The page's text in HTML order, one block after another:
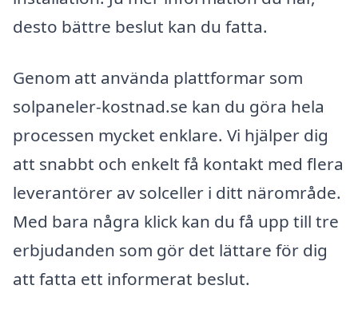
desto bättre beslut kan du fatta.
Genom att använda plattformar som
solpaneler-kostnad.se kan du göra hela
processen mycket enklare. Vi hjälper dig
att snabbt och enkelt få kontakt med flera
leverantörer av solceller i ditt närområde.
Med bara några klick kan du få upp till tre
erbjudanden som gör det lättare för dig
att fatta ett informerat beslut.